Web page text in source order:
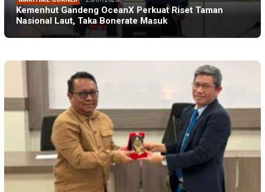
Kemenhut Gandeng OceanX Perkuat Riset Taman
Nasional Laut, Taka Bonerate Masuk